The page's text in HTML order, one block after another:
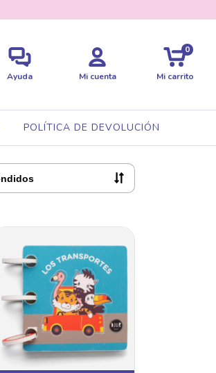
Ayuda Mi cuenta Mi carrito
0
POLÍTICA DE DEVOLUCIÓN